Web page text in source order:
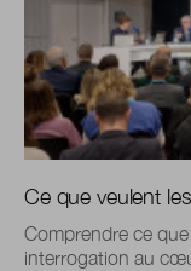
Ce que veulent
Comprendre ce
interrogation au